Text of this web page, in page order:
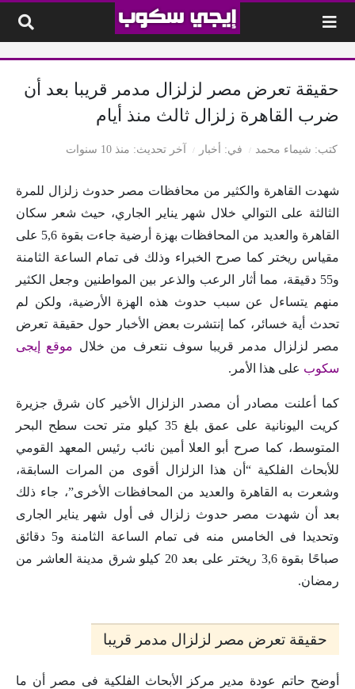
حقيقة تعرض مصر لزلزال مدمر قريبا بعد أن
ضرب القاهرة زلزال ثالث منذ أيام
كتب شيماء محمد في أخبار آخر تحديث منذ 10 سنوات
شهدت القاهرة والكثير من محافظات مصر حدوث زلزال للمرة
الثالثة على التوالي خلال شهر يناير الجاري، حيث شعر سكان
القاهرة والعديد من المحافظات بهزة أرضية جاءت بقوة 5,6 على
مقياس ريختر كما صرح الخبراء وذلك فى تمام الساعة الثامنة
و55 دقيقة، مما أثار الرعب والذعر بين المواطنين وجعل الكثير
منهم يتساءل عن سبب حدوث هذه الهزة الأرضية، ولكن لم
تحدث أية خسائر، كما إنتشرت بعض الأخبار حول حقيقة تعرض
مصر لزلزال مدمر قريبا سوف نتعرف من خلال موقع إيجى
سكوب على هذا الأمر.
كما أعلنت مصادر أن مصدر الزلزال الأخير كان شرق جزيرة
كريت اليونانية على عمق بلغ 35 كيلو متر تحت سطح البحر
المتوسط، كما صرح أبو العلا أمين نائب رئيس المعهد القومي
للأبحاث الفلكية “أن هذا الزلزال أقوى من المرات السابقة،
وشعرت به القاهرة والعديد من المحافظات الأخرى”، جاء ذلك
بعد أن شهدت مصر حدوث زلزال فى أول شهر يناير الجارى
وتحديدا فى الخامس منه فى تمام الساعة الثامنة و5 دقائق
صباحًا بقوة 3,6 ريختر على بعد 20 كيلو شرق مدينة العاشر من
رمضان.
حقيقة تعرض مصر لزلزال مدمر قريبا
أوضح حاتم عودة مدير مركز الأبحاث الفلكية فى مصر أن ما